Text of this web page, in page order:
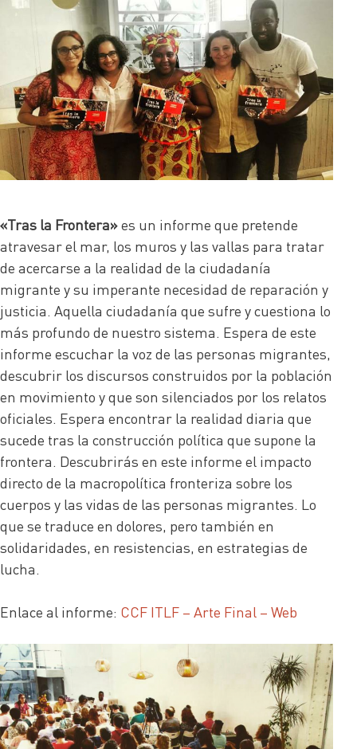
«Tras la Frontera»es un informe que pretende
atravesar el mar, los muros y las vallas para tratar
de acercarse a la realidad de la ciudadanía
migrante y su imperante necesidad de reparación y
justicia. Aquella ciudadanía que sufre y cuestiona lo
más profundo de nuestro sistema. Espera de este
informe escuchar la voz de las personas migrantes,
descubrir los discursos construidos por la población
en movimiento y que son silenciados por los relatos
oficiales. Espera encontrar la realidad diaria que
sucede tras la construcción política que supone la
frontera. Descubrirás en este informe el impacto
directo de la macropolítica fronteriza sobre los
cuerpos y las vidas de las personas migrantes. Lo
que se traduce en dolores, pero también en
solidaridades, en resistencias, en estrategias de
lucha.
Enlace al informe: CCF ITLF – Arte Final – Web